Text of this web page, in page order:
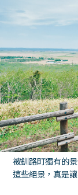
被釧路町獨有的
這些絕景，真是讓